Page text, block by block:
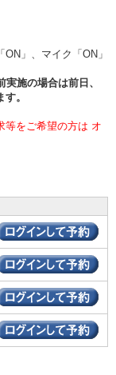
」、マイク「ON」
実施の場合は前日、
。
等をご希望の方は オ